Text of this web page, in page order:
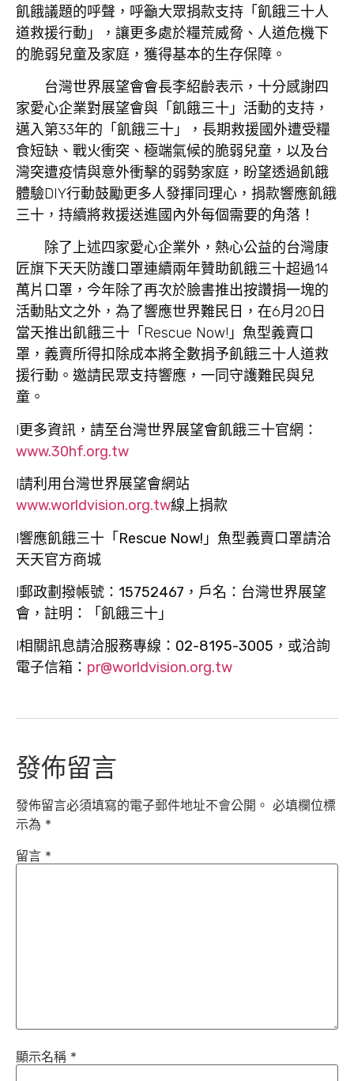
飢餓議題的呼聲，呼籲大眾捐款支持「飢餓三十人
道救援行動」，讓更多處於糧荒威脅、人道危機下
的脆弱兒童及家庭，獲得基本的生存保障。
台灣世界展望會會長李紹齡表示，十分感謝四
家愛心企業對展望會與「飢餓三十」活動的支持，
邁入第33年的「飢餓三十」，長期救援國外遭受糧
食短缺、戰火衝突、極端氣候的脆弱兒童，以及台
灣突遭疫情與意外衝擊的弱勢家庭，盼望透過飢餓
體驗DIY行動鼓勵更多人發揮同理心，捐款響應飢餓
三十，持續將救援送進國內外每個需要的角落！
除了上述四家愛心企業外，熱心公益的台灣康
匠旗下天天防護口罩連續兩年贊助飢餓三十超過14
萬片口罩，今年除了再次於臉書推出按讚捐一塊的
活動貼文之外，為了響應世界難民日，在6月20日
當天推出飢餓三十「Rescue Now!」魚型義賣口
罩，義賣所得扣除成本將全數捐予飢餓三十人道救
援行動。邀請民眾支持響應，一同守護難民與兒
童。
l更多資訊，請至台灣世界展望會飢餓三十官網：
www.30hf.org.tw
l請利用台灣世界展望會網站
www.worldvision.org.tw線上捐款
l響應飢餓三十「Rescue Now! 」魚型義賣口罩請洽
天天官方商城
l郵政劃撥帳號： 15752467 ，戶名：台灣世界展望
會，註明：「 飢餓三十 」
l相關訊息請洽服務專線： 02-8195-3005 ，或洽詢
電子信箱： pr@worldvision.org.tw
發佈留言
發佈留言必須填寫的電子郵件地址不會公開。 必填欄位標
示為 *
留言 *
顯示名稱 *